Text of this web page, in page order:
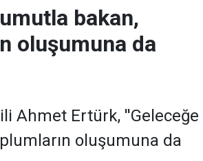
bakan,
oluşumuna da
Ahmet Ertürk, ''Geleceğe
oluşumuna da